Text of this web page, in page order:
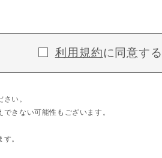
利用規約に同意する
い。
きない可能性もございます。
。